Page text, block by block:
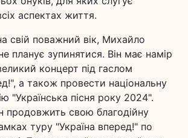
аспектах життя.
свій поважний вік, Михайло
планує зупинятися. Він має намір
концерт під гаслом
а також провести національну
"Українська пісня року 2024".
продовжить свою благодійну
туру "Україна вперед!" по